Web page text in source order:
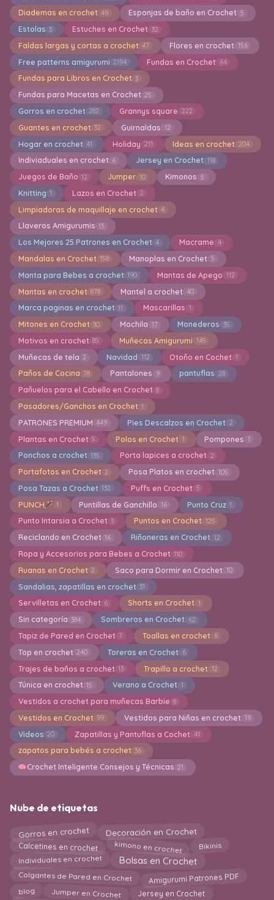
Diademas en crochet 49 Esponjas de baño en Crochet 5
Estolas 3 Estuches en Crochet 32
Faldas largas y cortas a crochet 47 Flores en crochet 156
Free patterns amigurumi 2194 Fundas en Crochet 64
Fundas para Libros en Crochet 3
Fundas para Macetas en Crochet 25
Gorros en crochet 282 Grannys square 222
Guantes en crochet 32 Guirnaldas 12
Hogar en crochet 41 Holiday 211 Ideas en crochet 204
Indiviaduales en crochet 6 Jersey en Crochet 118
Juegos de Baño 12 Jumper 10 Kimonos 5
Knitting 1 Lazos en Crochet 2
Limpiadoras de maquillaje en crochet 4
Llaveros Amigurumis 13
Los Mejores 25 Patrones en Crochet 4 Macrame 4
Mandalas en Crochet 158 Manoplas en Crochet 5
Manta para Bebes a crochet 190 Mantas de Apego 112
Mantas en crochet 878 Mantel a crochet 40
Marca paginas en crochet 11 Mascarillas 1
Mitones en Crochet 30 Mochila 17 Monederos 35
Motivos en crochet 85 Muñecas Amigurumi 145
Muñecas de tela 2 Navidad 112 Otoño en Cochet 1
Paños de Cocina 78 Pantalones 9 pantuflas 28
Pañuelos para el Cabello en Crochet 8
Pasadores/Ganchos en Crochet 1
PATRONES PREMIUM 449 Pies Descalzos en Crochet 2
Plantas en Crochet 5 Polos en Crochet 1 Pompones 1
Ponchos a crochet 135 Porta lapices a crochet 2
Portafotos en Crochet 2 Posa Platos en crochet 105
Posa Tazas a Crochet 132 Puffs en Crochet 5
PUNCH 1 Puntillas de Ganchillo 16 Punto Cruz 1
Punto Intarsia a Crochet 3 Puntos en Crochet 125
Reciclando en Crochet 16 Riñoneras en Crochet 12
Ropa y Accesorios para Bebes a Crochet 110
Ruanas en Crochet 2 Saco para Dormir en Crochet 10
Sandalias, zapatillas en crochet 31
Servilletas en Crochet 6 Shorts en Crochet 1
Sin categoría 384 Sombreros en Crochet 62
Tapiz de Pared en Crochet 7 Toallas en crochet 6
Top en crochet 240 Toreras en Crochet 6
Trajes de baños a crochet 13 Trapillo a crochet 12
Túnica en crochet 15 Verano a Crochet 1
Vestidos a crochet para muñecas Barbie 8
Vestidos en Crochet 99 Vestidos para Niñas en crochet 19
Videos 20 Zapatillas y Pantuflas a Cochet 41
zapatos para bebés a crochet 36
Crochet Inteligente Consejos y Técnicas 21
Nube de etiquetas
Gorros en crochet Decoración en Crochet
Calcetines en crochet kimono en crochet Bikinis
Individuales en crochet Bolsas en Crochet
Colgantes de Pared en Crochet Amigurumi Patrones PDF
blog Jumper en Crochet Jersey en Crochet